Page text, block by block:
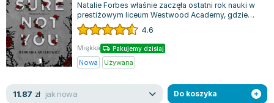
Natalie Forbes właśnie zaczęła ostatni rok nauki w
prestiżowym liceum Westwood Academy, gdzie
jest znana jako wzorowa uczennica, u...
4.6
Miękka Pakujemy dzisiaj
Nowa Używana
11.87 zł jak nowa Do koszyka